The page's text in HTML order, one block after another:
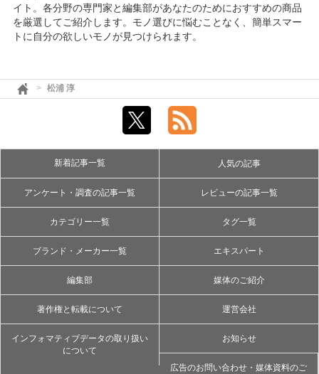
イト。各分野の専門家と編集部があなたのためにおすすめの商品
を厳選してご紹介します。モノ選びに悩むことなく、簡単スマー
トに自分の欲しいモノが見つけられます。
松浦 淳
新着記事一覧 人気の記事
アンケート・調査の記事一覧 レビューの記事一覧
カテゴリー一覧 タグ一覧
ブランド・メーカー一覧 エキスパート
編集部 媒体のご紹介
著作権と転載について 運営会社
インフォマティブデータの取り扱い
について
お知らせ
広告のお問い合わせ・媒体資料のご